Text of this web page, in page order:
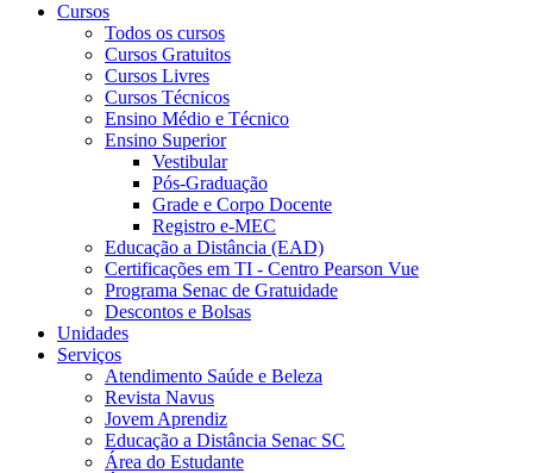
Cursos
Todos os cursos
Cursos Gratuitos
Cursos Livres
Cursos Técnicos
Ensino Médio e Técnico
Ensino Superior
Vestibular
Pós-Graduação
Grade e Corpo Docente
Registro e-MEC
Educação a Distância (EAD)
Certificações em TI - Centro Pearson Vue
Programa Senac de Gratuidade
Descontos e Bolsas
Unidades
Serviços
Atendimento Saúde e Beleza
Revista Navus
Jovem Aprendiz
Educação a Distância Senac SC
Área do Estudante